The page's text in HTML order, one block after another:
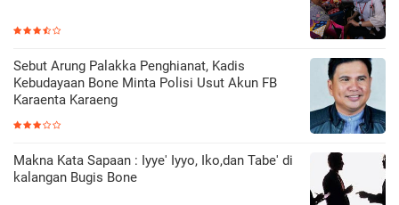
Sebut Arung Palakka Penghianat, Kadis
Kebudayaan Bone Minta Polisi Usut Akun FB
Karaenta Karaeng
Makna Kata Sapaan : Iyye' Iyyo, Iko,dan Tabe' di
kalangan Bugis Bone